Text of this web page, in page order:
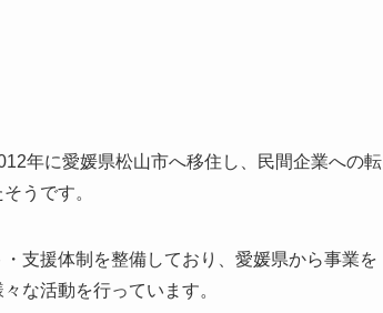
年に愛媛県松山市へ移住し、民間企業への転
うです。
支援体制を整備しており、愛媛県から事業を
な活動を行っています。